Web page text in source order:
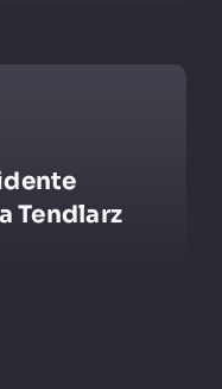
Tendlarz